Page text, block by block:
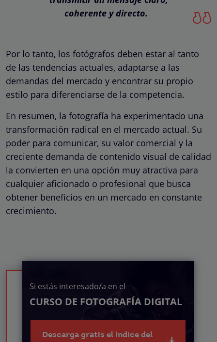
coherente y directo.
Por lo tanto, los fotógrafos deben estar al tanto
de las tendencias actuales, adaptarse a las
demandas del mercado y encontrar su propio
estilo para diferenciarse de la competencia.
En resumen, la fotografía ha experimentado una
transformación radical en el mercado actual. Su
poder para comunicar, su valor comercial y la
creciente demanda de contenido visual de calidad
la convierten en una opción muy atractiva para
cualquier aficionado o profesional que busca
obtener beneficios en un mercado en constante
crecimiento.
Si estás interesado/a en el
CURSO DE FOTOGRAFÍA DIGITAL
Descarga gratis el índice del